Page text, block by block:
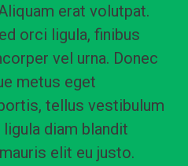
erat volutpat.
orci ligula, finibus
vel urna. Donec
metus eget
tellus vestibulum
diam blandit
elit eu justo.